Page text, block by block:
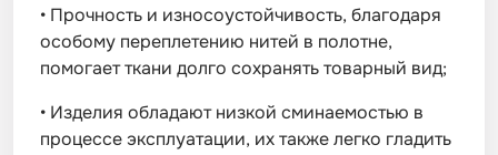
• Прочность и износоустойчивость, благодаря
особому переплетению нитей в полотне,
помогает ткани долго сохранять товарный вид;
• Изделия обладают низкой сминаемостью в
процессе эксплуатации, их также легко гладить